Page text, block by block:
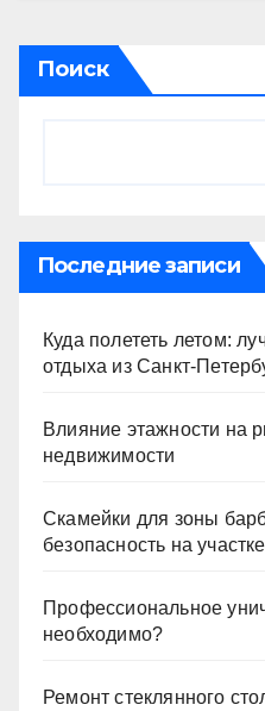
Поиск
Последние записи
Куда полететь летом:
отдыха из Санкт-
Влияние этажности на
недвижимости
Скамейки для зоны
безопасность на
Профессиональное
необходимо?
Ремонт стеклянного